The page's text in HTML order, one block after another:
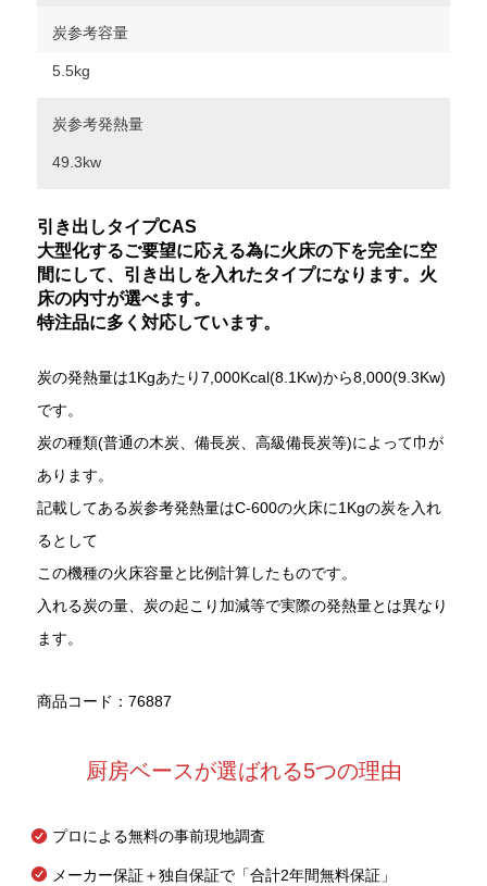
炭参考容量
5.5kg
炭参考発熱量
49.3kw
引き出しタイプCAS
大型化するご要望に応える為に火床の下を完全に空
間にして、引き出しを入れたタイプになります。火
床の内寸が選べます。
特注品に多く対応しています。
炭の発熱量は1Kgあたり7,000Kcal(8.1Kw)から8,000(9.3Kw)
です。
炭の種類(普通の木炭、備長炭、高級備長炭等)によって巾が
あります。
記載してある炭参考発熱量はC-600の火床に1Kgの炭を入れ
るとして
この機種の火床容量と比例計算したものです。
入れる炭の量、炭の起こり加減等で実際の発熱量とは異なり
ます。
商品コード：76887
厨房ベースが選ばれる5つの理由
プロによる無料の事前現地調査
メーカー保証＋独自保証で「合計2年間無料保証」